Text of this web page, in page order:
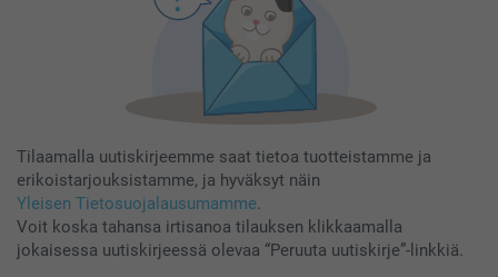
Tilaamalla uutiskirjeemme saat tietoa tuotteistamme ja
erikoistarjouksistamme, ja hyväksyt näin
Yleisen Tietosuojalausumamme.
Voit koska tahansa irtisanoa tilauksen klikkaamalla
jokaisessa uutiskirjeessä olevaa “Peruuta uutiskirje”-linkkiä.